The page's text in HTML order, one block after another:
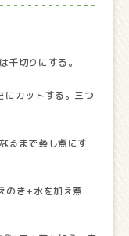
千切りにする。
にカットする。三つ
るまで蒸し煮にす
のき+水を加え煮